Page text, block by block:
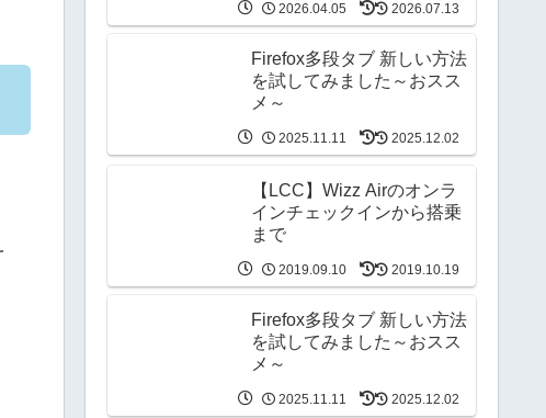
2026.04.05 2026.07.13
Firefox多段タブ 新しい方法
を試してみました～おスス
メ～
2025.11.11 2025.12.02
【LCC】Wizz Airのオンラ
インチェックインから搭乗
まで
2019.09.10 2019.10.19
Firefox多段タブ 新しい方法
を試してみました～おスス
メ～
2025.11.11 2025.12.02